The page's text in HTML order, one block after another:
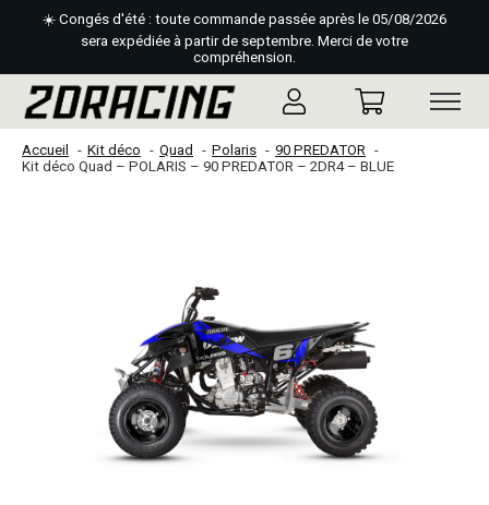
☀️ Congés d'été : toute commande passée après le 05/08/2026
sera expédiée à partir de septembre. Merci de votre
compréhension.
Accueil Kit déco Quad Polaris
90 PREDATOR
Kit déco Quad – POLARIS – 90 PREDATOR – 2DR4 – BLUE